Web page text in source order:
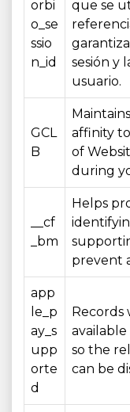
orbi
o_se
ssio
n_id
que se
sesión y
usuario.
GCL
B
affinity
of
during
__cf
_bm
Helps
prevent
app
le_p
ay_s
upp
orte
d
Records
so the
can be